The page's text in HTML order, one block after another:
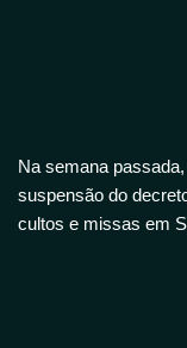
Na semana
suspensão do
cultos e missas em